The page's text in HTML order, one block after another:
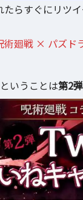
たらすぐにリツ
術廻戦 × パズド
いうことは第2